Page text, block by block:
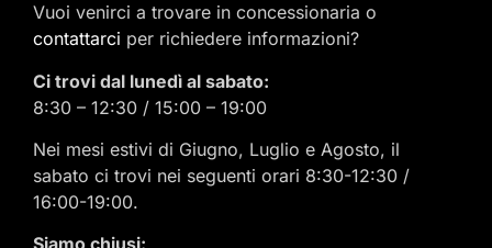
Vuoi venirci a trovare in concessionaria o
contattarci per richiedere informazioni?
Ci trovi dal lunedì al sabato:
8:30 – 12:30 / 15:00 – 19:00
Nei mesi estivi di Giugno, Luglio e Agosto, il
sabato ci trovi nei seguenti orari 8:30-12:30 /
16:00-19:00.